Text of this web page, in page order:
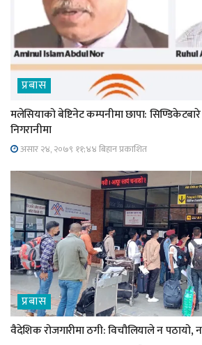
प्रबास
मलेसियाको बेष्टिनेट कम्पनीमा छापा:
निगरानीमा
असार २४, २०७९ ११;४४ बिहान प्रकाशित
प्रबास
वैदेशिक रोजगारीमा ठगी: विचौलियाले न पठायो,